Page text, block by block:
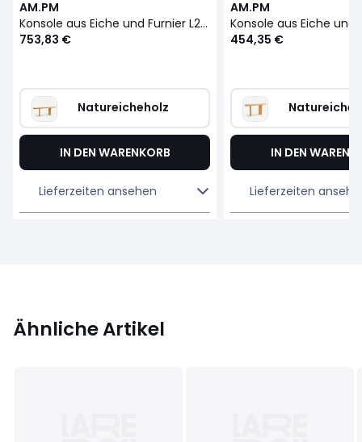
AM.PM
Konsole aus Eiche und Furnier L200 cm, Olaga
753,83 €
Natureicheholz
IN DEN WARENKORB
Lieferzeiten ansehen
AM.PM
454,35 €
IN DEN
Lieferzeiten
Ähnliche Artikel